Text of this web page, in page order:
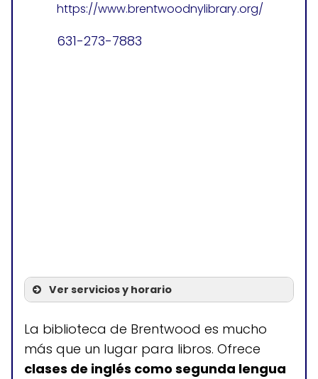
https://www.brentwoodnylibrary.org/
631-273-7883
Ver servicios y horario
Servicios
Clases de inglés ESL
La biblioteca de Brentwood es mucho
más que un lugar para libros. Ofrece
clases de inglés como segunda lengua